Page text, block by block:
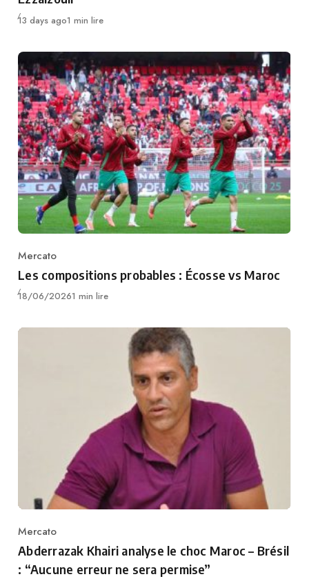
Publié
13 days ago1 min lire
Category
Mercato
Les compositions probables : Écosse vs Maroc
Publié
18/06/20261 min lire
Category
Mercato
Abderrazak Khairi analyse le choc Maroc – Brésil
: “Aucune erreur ne sera permise”